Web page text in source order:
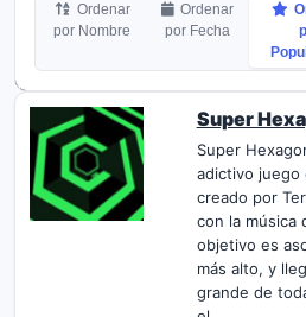
Ordenar
por Nombre
Ordenar
por Fecha
Super
Super
adictivo juego
creado por
con la música
objetivo es
más alto, y
grande de